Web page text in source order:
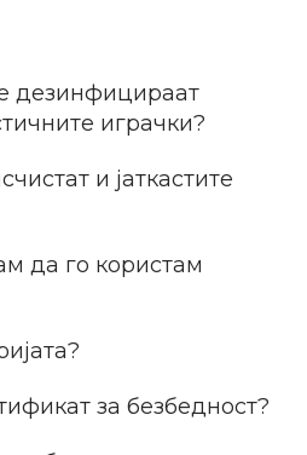
дезинфицираат
играчки?
и јаткастите
да го користам
за безбедност?